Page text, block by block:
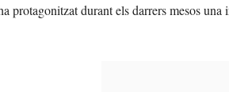
protagonitzat durant els darrers mesos una